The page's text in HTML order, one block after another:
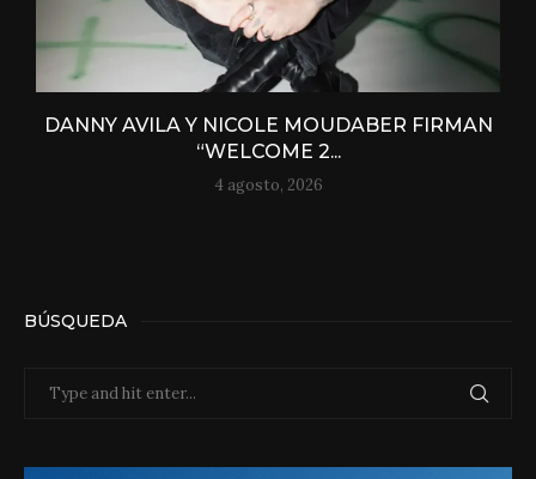
DANNY AVILA Y NICOLE MOUDABER FIRMAN
“WELCOME 2...
4 agosto, 2026
BÚSQUEDA